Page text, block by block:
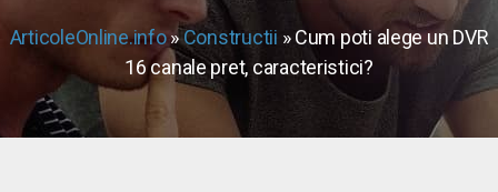
ArticoleOnline.info»Constructii » Cum poti alege un DVR
16 canale pret, caracteristici?